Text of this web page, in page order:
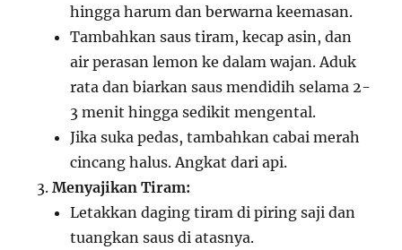
hingga harum dan berwarna keemasan.
Tambahkan saus tiram, kecap asin, dan
air perasan lemon ke dalam wajan. Aduk
rata dan biarkan saus mendidih selama 2-
3 menit hingga sedikit mengental.
Jika suka pedas, tambahkan cabai merah
cincang halus. Angkat dari api.
Menyajikan Tiram:
Letakkan daging tiram di piring saji dan
tuangkan saus di atasnya.